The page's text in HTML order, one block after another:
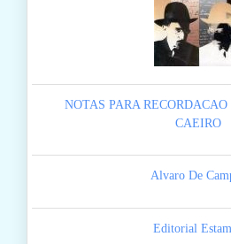
NOTAS PARA
CAEIRO
Alvaro De
Editorial